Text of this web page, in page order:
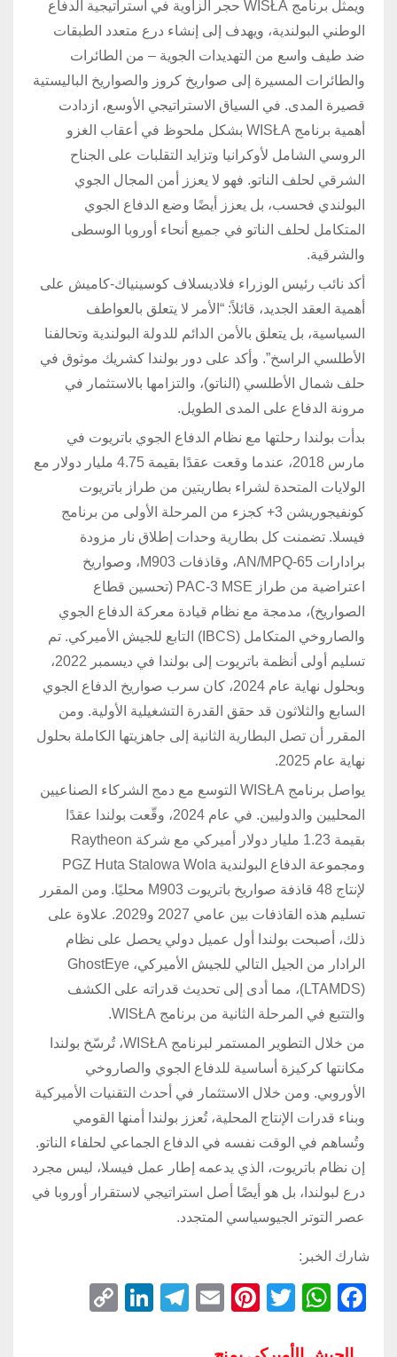
ويمثل برنامج WISŁA حجر الزاوية في استراتيجية الدفاع
الوطني البولندية، ويهدف إلى إنشاء درع متعدد الطبقات
ضد طيف واسع من التهديدات الجوية – من الطائرات
والطائرات المسيرة إلى صواريخ كروز والصواريخ الباليستية
قصيرة المدى. في السياق الاستراتيجي الأوسع، ازدادت
أهمية برنامج WISŁA بشكل ملحوظ في أعقاب الغزو
الروسي الشامل لأوكرانيا وتزايد التقلبات على الجناح
الشرقي لحلف الناتو. فهو لا يعزز أمن المجال الجوي
البولندي فحسب، بل يعزز أيضًا وضع الدفاع الجوي
المتكامل لحلف الناتو في جميع أنحاء أوروبا الوسطى
والشرقية.
أكد نائب رئيس الوزراء فلاديسلاف كوسينياك-كاميش على
أهمية العقد الجديد، قائلاً: “الأمر لا يتعلق بالعواطف
السياسية، بل يتعلق بالأمن الدائم للدولة البولندية وتحالفنا
الأطلسي الراسخ”. وأكد على دور بولندا كشريك موثوق في
حلف شمال الأطلسي (الناتو)، والتزامها بالاستثمار في
مرونة الدفاع على المدى الطويل.
بدأت بولندا رحلتها مع نظام الدفاع الجوي باتريوت في
مارس 2018، عندما وقعت عقدًا بقيمة 4.75 مليار دولار مع
الولايات المتحدة لشراء بطاريتين من طراز باتريوت
كونفيجوريشن 3+ كجزء من المرحلة الأولى من برنامج
فيسلا. تضمنت كل بطارية وحدات إطلاق نار مزودة
برادارات AN/MPQ-65، وقاذفات M903، وصواريخ
اعتراضية من طراز PAC-3 MSE (تحسين قطاع
الصواريخ)، مدمجة مع نظام قيادة معركة الدفاع الجوي
والصاروخي المتكامل (IBCS) التابع للجيش الأميركي. تم
تسليم أولى أنظمة باتريوت إلى بولندا في ديسمبر 2022،
وبحلول نهاية عام 2024، كان سرب صواريخ الدفاع الجوي
السابع والثلاثون قد حقق القدرة التشغيلية الأولية. ومن
المقرر أن تصل البطارية الثانية إلى جاهزيتها الكاملة بحلول
نهاية عام 2025.
يواصل برنامج WISŁA التوسع مع دمج الشركاء الصناعيين
المحليين والدوليين. في عام 2024، وقّعت بولندا عقدًا
بقيمة 1.23 مليار دولار أميركي مع شركة Raytheon
ومجموعة الدفاع البولندية PGZ Huta Stalowa Wola
لإنتاج 48 قاذفة صواريخ باتريوت M903 محليًا. ومن المقرر
تسليم هذه القاذفات بين عامي 2027 و2029. علاوة على
ذلك، أصبحت بولندا أول عميل دولي يحصل على نظام
الرادار من الجيل التالي للجيش الأميركي، GhostEye
(LTAMDS)، مما أدى إلى تحديث قدراته على الكشف
والتتبع في المرحلة الثانية من برنامج WISŁA.
من خلال التطوير المستمر لبرنامج WISŁA، تُرسّخ بولندا
مكانتها كركيزة أساسية للدفاع الجوي والصاروخي
الأوروبي. ومن خلال الاستثمار في أحدث التقنيات الأميركية
وبناء قدرات الإنتاج المحلية، تُعزز بولندا أمنها القومي
وتُساهم في الوقت نفسه في الدفاع الجماعي لحلفاء الناتو.
إن نظام باتريوت، الذي يدعمه إطار عمل فيسلا، ليس مجرد
درع لبولندا، بل هو أيضًا أصل استراتيجي لاستقرار أوروبا في
عصر التوتر الجيوسياسي المتجدد.
شارك الخبر:
F
W
T
Pi
E
T
Li